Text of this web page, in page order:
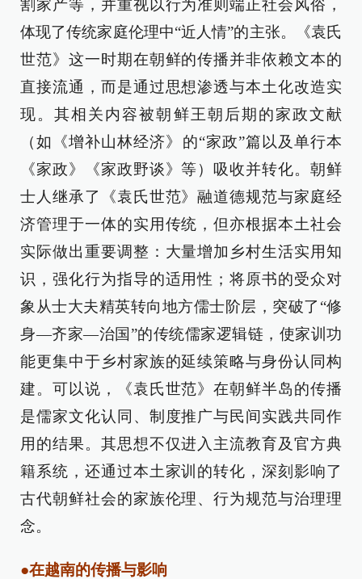
割家产等，并重视以行为准则端正社会风俗，
体现了传统家庭伦理中“近人情”的主张。《袁氏
世范》这一时期在朝鲜的传播并非依赖文本的
直接流通，而是通过思想渗透与本土化改造实
现。其相关内容被朝鲜王朝后期的家政文献
（如《增补山林经济》的“家政”篇以及单行本
《家政》《家政野谈》等）吸收并转化。朝鲜
士人继承了《袁氏世范》融道德规范与家庭经
济管理于一体的实用传统，但亦根据本土社会
实际做出重要调整：大量增加乡村生活实用知
识，强化行为指导的适用性；将原书的受众对
象从士大夫精英转向地方儒士阶层，突破了“修
身—齐家—治国”的传统儒家逻辑链，使家训功
能更集中于乡村家族的延续策略与身份认同构
建。可以说，《袁氏世范》在朝鲜半岛的传播
是儒家文化认同、制度推广与民间实践共同作
用的结果。其思想不仅进入主流教育及官方典
籍系统，还通过本土家训的转化，深刻影响了
古代朝鲜社会的家族伦理、行为规范与治理理
念。
●在越南的传播与影响